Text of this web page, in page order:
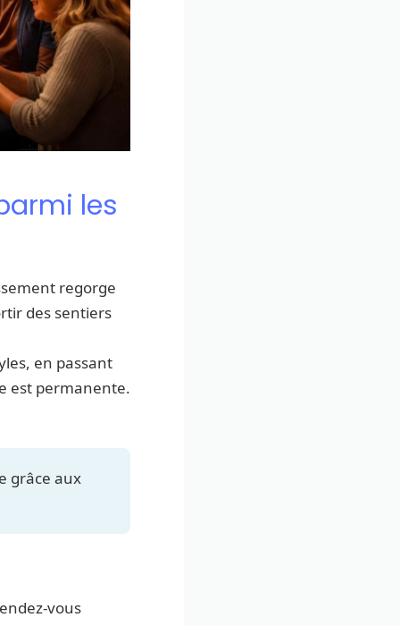
les
regorge
des sentiers
en passant
est permanente.
grâce aux
vous